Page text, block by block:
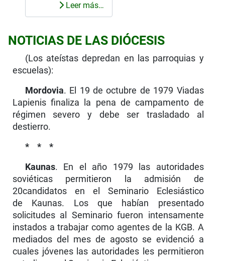
Leer más…
NOTICIAS DE LAS DIÓCESIS
(Los ateístas depredan en las parroquias y
escuelas):
Mordovia. El 19 de octubre de 1979 Viadas
Lapienis finaliza la pena de campamento de
régimen severo y debe ser trasladado al
destierro.
*
* *
Kaunas. En el año 1979 las autoridades
soviéticas permitieron la admisión de
20candidatos en el Seminario Eclesiástico
de Kaunas. Los que habían presentado
solicitudes al Seminario fueron intensa­mente
instados a trabajar como agentes de la KGB. A
mediados del mes de agosto se evidenció a
cuales jóvenes las autoridades les permitieron